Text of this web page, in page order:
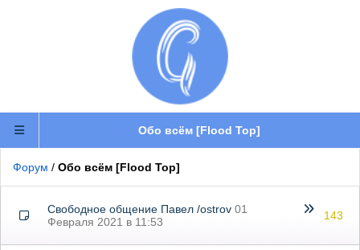
Обо всём [Flood Top]
Форум / Обо всём [Flood Top]
Свободное общение Павел /ostrov 01
Февраля 2021 в 11:53
143